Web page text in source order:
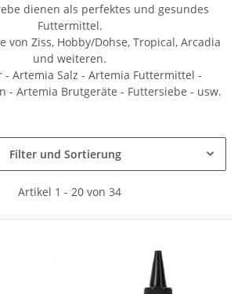
dienen als perfektes und gesundes
Futtermittel.
von Ziss, Hobby/Dohse, Tropical, Arcadia
und weiteren.
- Artemia Salz - Artemia Futtermittel -
- Artemia Brutgeräte - Futtersiebe - usw.
Filter und Sortierung
Artikel 1 - 20 von 34